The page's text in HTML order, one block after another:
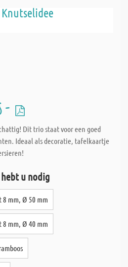
Knutselidee
-
Dit trio staat voor een goed
Ideaal als decoratie, tafelkaartje
u nodig
8 mm, Ø 50 mm
8 mm, Ø 40 mm